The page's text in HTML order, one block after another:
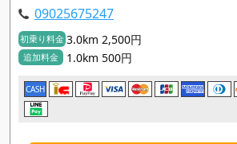
09025675247
初乗り料金 3.0km 2,500円
追加料金 1.0km 500円
CASH